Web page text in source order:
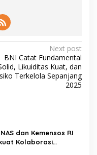
Next post
BNI Catat Fundamental
Likuiditas Kuat, dan
Terkelola Sepanjang
2025
dan Kemensos RI
Kolaborasi